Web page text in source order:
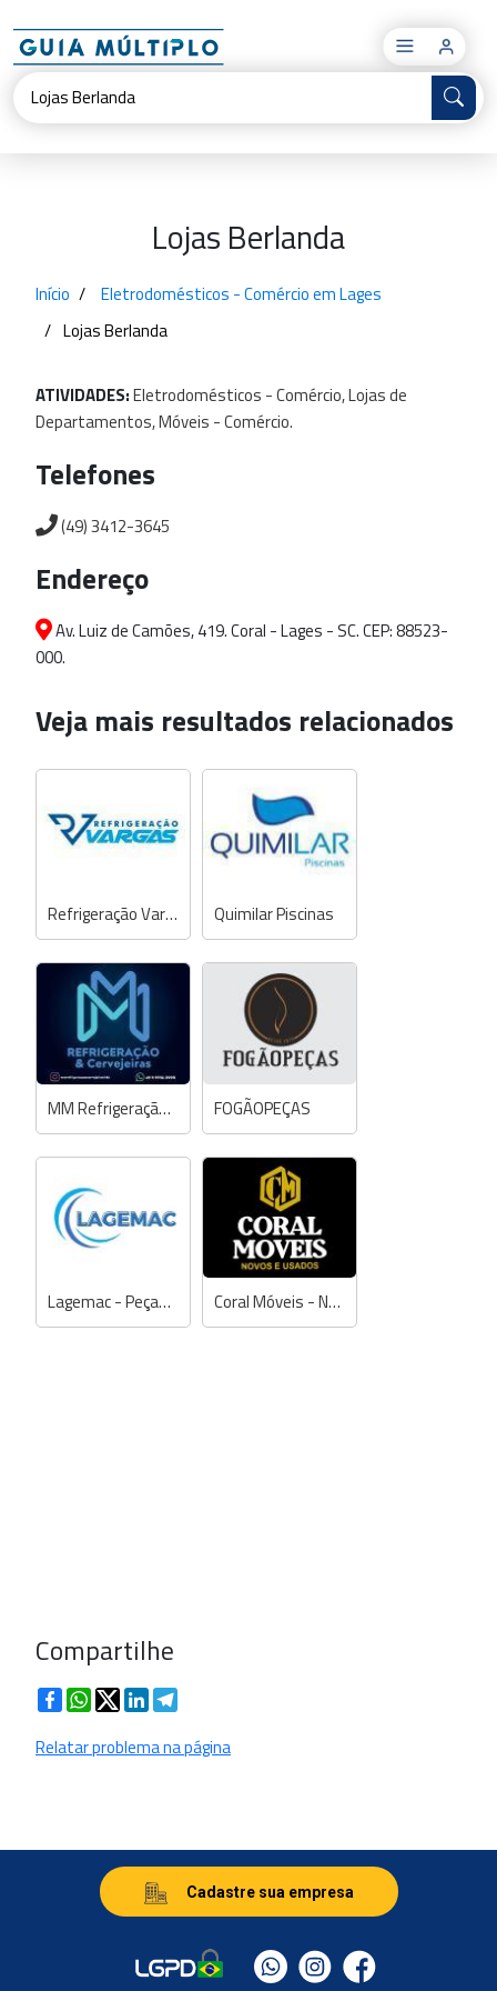
×
Lojas Berlanda
Início
Eletrodomésticos - Comércio em Lages
Lojas Berlanda
ATIVIDADES:Eletrodomésticos -Comércio,Lojasde
Departamentos,Móveis -Comércio.
Telefones
(49) 3412-3645
Endereço
Av. Luiz de Camões, 419. Coral - Lages - SC. CEP: 88523-
000.
Veja mais resultados relacionados
Refrigeração Vargas Quimilar Piscinas
MM Refrigeração & Cervejeiras FOGÃOPEÇAS
Lagemac - Peças para Refrigeração e Eletrodomésticos Coral Móveis - Novos e Usados
Compartilhe
FacebookWhatsApp
TwitterLinkedIn
Relatar problema na página
Cadastre sua empresa